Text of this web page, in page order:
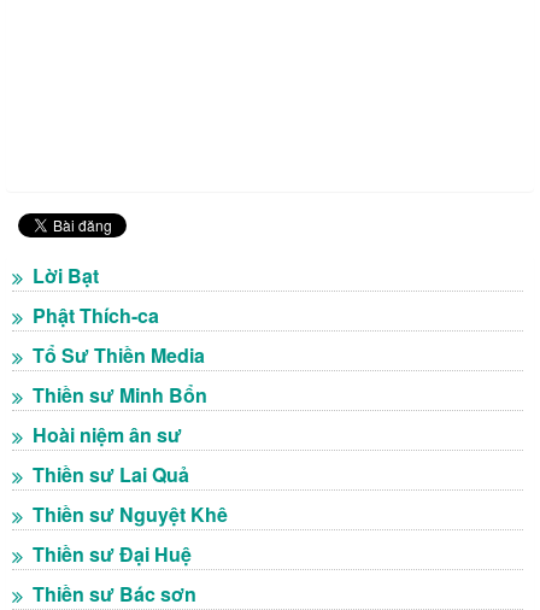
Lời Bạt
Phật Thích-ca
Tổ Sư Thiền Media
Thiền sư Minh Bổn
Hoài niệm ân sư
Thiền sư Lai Quả
Thiền sư Nguyệt Khê
Thiền sư Đại Huệ
Thiền sư Bác sơn